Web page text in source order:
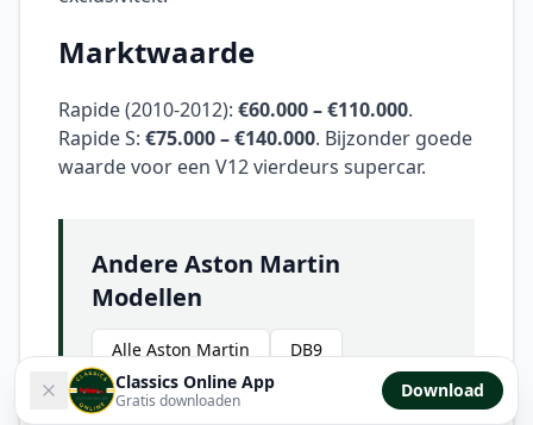
Classics Online App
Gratis downloaden Download
Marktwaarde
Rapide (2010-2012): €60.000 – €110.000.
Rapide S: €75.000 – €140.000. Bijzonder goede
waarde voor een V12 vierdeurs supercar.
Andere Aston Martin
Modellen
Alle Aston Martin
DB9
Vanquish